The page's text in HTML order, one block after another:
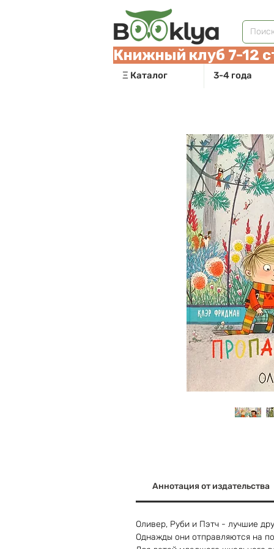
Ξ Каталог 3-4 года
Книжный клуб 7-12
Аннотация от издательства
Оливер, Руби и Пэтч - лучшие
Однажды они отправляются на